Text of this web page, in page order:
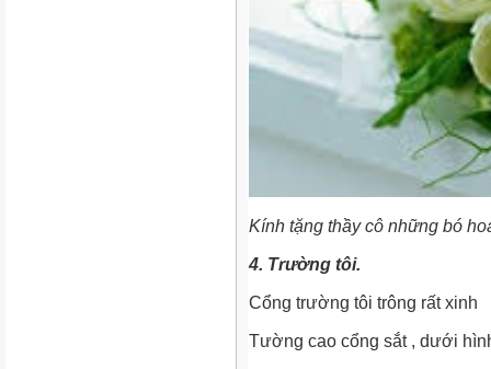
Kính tặng thầy cô những bó
4. Trường tôi.
Cổng trường tôi trông rất xinh
Tường cao cổng sắt , dưới